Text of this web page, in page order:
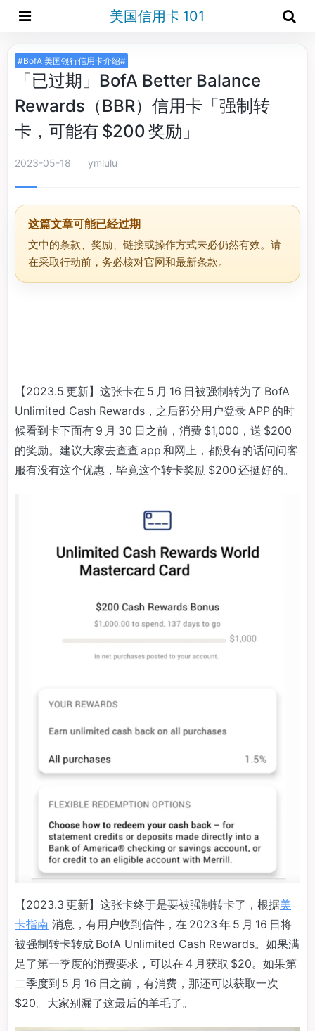
美国信用卡 101
#BofA 美国银行信用卡介绍#
「已过期」BofA Better Balance
Rewards（BBR）信用卡「强制转
卡，可能有 $200 奖励」
2023-05-18 ymlulu
这篇文章可能已经过期
文中的条款、奖励、链接或操作方式未必仍然有效。请
在采取行动前，务必核对官网和最新条款。
【2023.5 更新】这张卡在 5 月 16 日被强制转为了 BofA
Unlimited Cash Rewards，之后部分用户登录 APP 的时
候看到卡下面有 9 月 30 日之前，消费 $1,000，送 $200
的奖励。建议大家去查查 app 和网上，都没有的话问问客
服有没有这个优惠，毕竟这个转卡奖励 $200 还挺好的。
【2023.3 更新】这张卡终于是要被强制转卡了，根据美
卡指南 消息，有用户收到信件，在 2023 年 5 月 16 日将
被强制转卡转成 BofA Unlimited Cash Rewards。如果满
足了第一季度的消费要求，可以在 4 月获取 $20。如果第
二季度到 5 月 16 日之前，有消费，那还可以获取一次
$20。大家别漏了这最后的羊毛了。